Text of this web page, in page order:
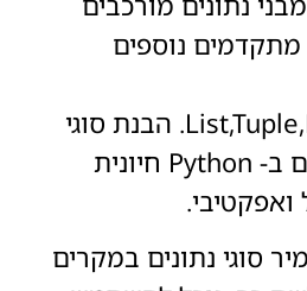
מתקדמים נוספים
:List,Tuple,Dictionary,Set. הבנת סוגי
המשתנים השונים ב- Python חיונית
ואפקטיבי.
סוגי נתונים במקרים